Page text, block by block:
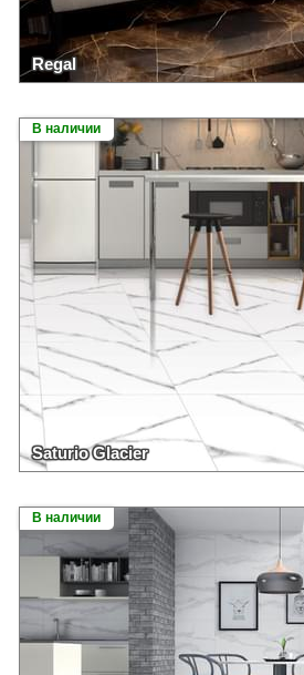
Regal
В наличии
Saturio Glacier
В наличии